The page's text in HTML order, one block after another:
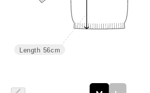
Length 56cm